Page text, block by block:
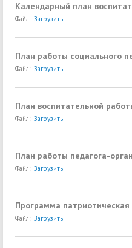
Календарный план
Файл: Загрузить
План работы социального
Файл: Загрузить
План воспитательной
Файл: Загрузить
План работы педагога-
Файл: Загрузить
Программа
Файл: Загрузить